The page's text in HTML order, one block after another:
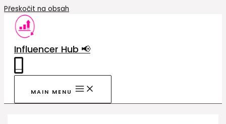
Přeskočit na obsah
Influencer Hub 📢
MAIN MENU